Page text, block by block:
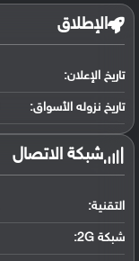
الإطلاق
تاريخ الإعلان:
تاريخ نزوله الأسواق:
شبكة الاتصال
التقنية:
شبكة 2G: